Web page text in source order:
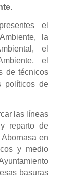
el
la
el
el
de técnicos
políticos de
las líneas
reparto de
en
y medio
basuras